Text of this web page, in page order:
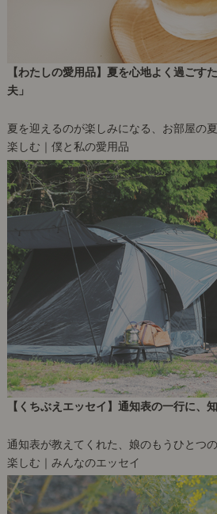
【わたしの愛用品】夏を心地よく過ごす
夫」
夏を迎えるのが楽しみになる、お部屋の
楽しむ｜僕と私の愛用品
【くちぶえエッセイ】通知表の一行に、
通知表が教えてくれた、娘のもうひとつ
楽しむ｜みんなのエッセイ